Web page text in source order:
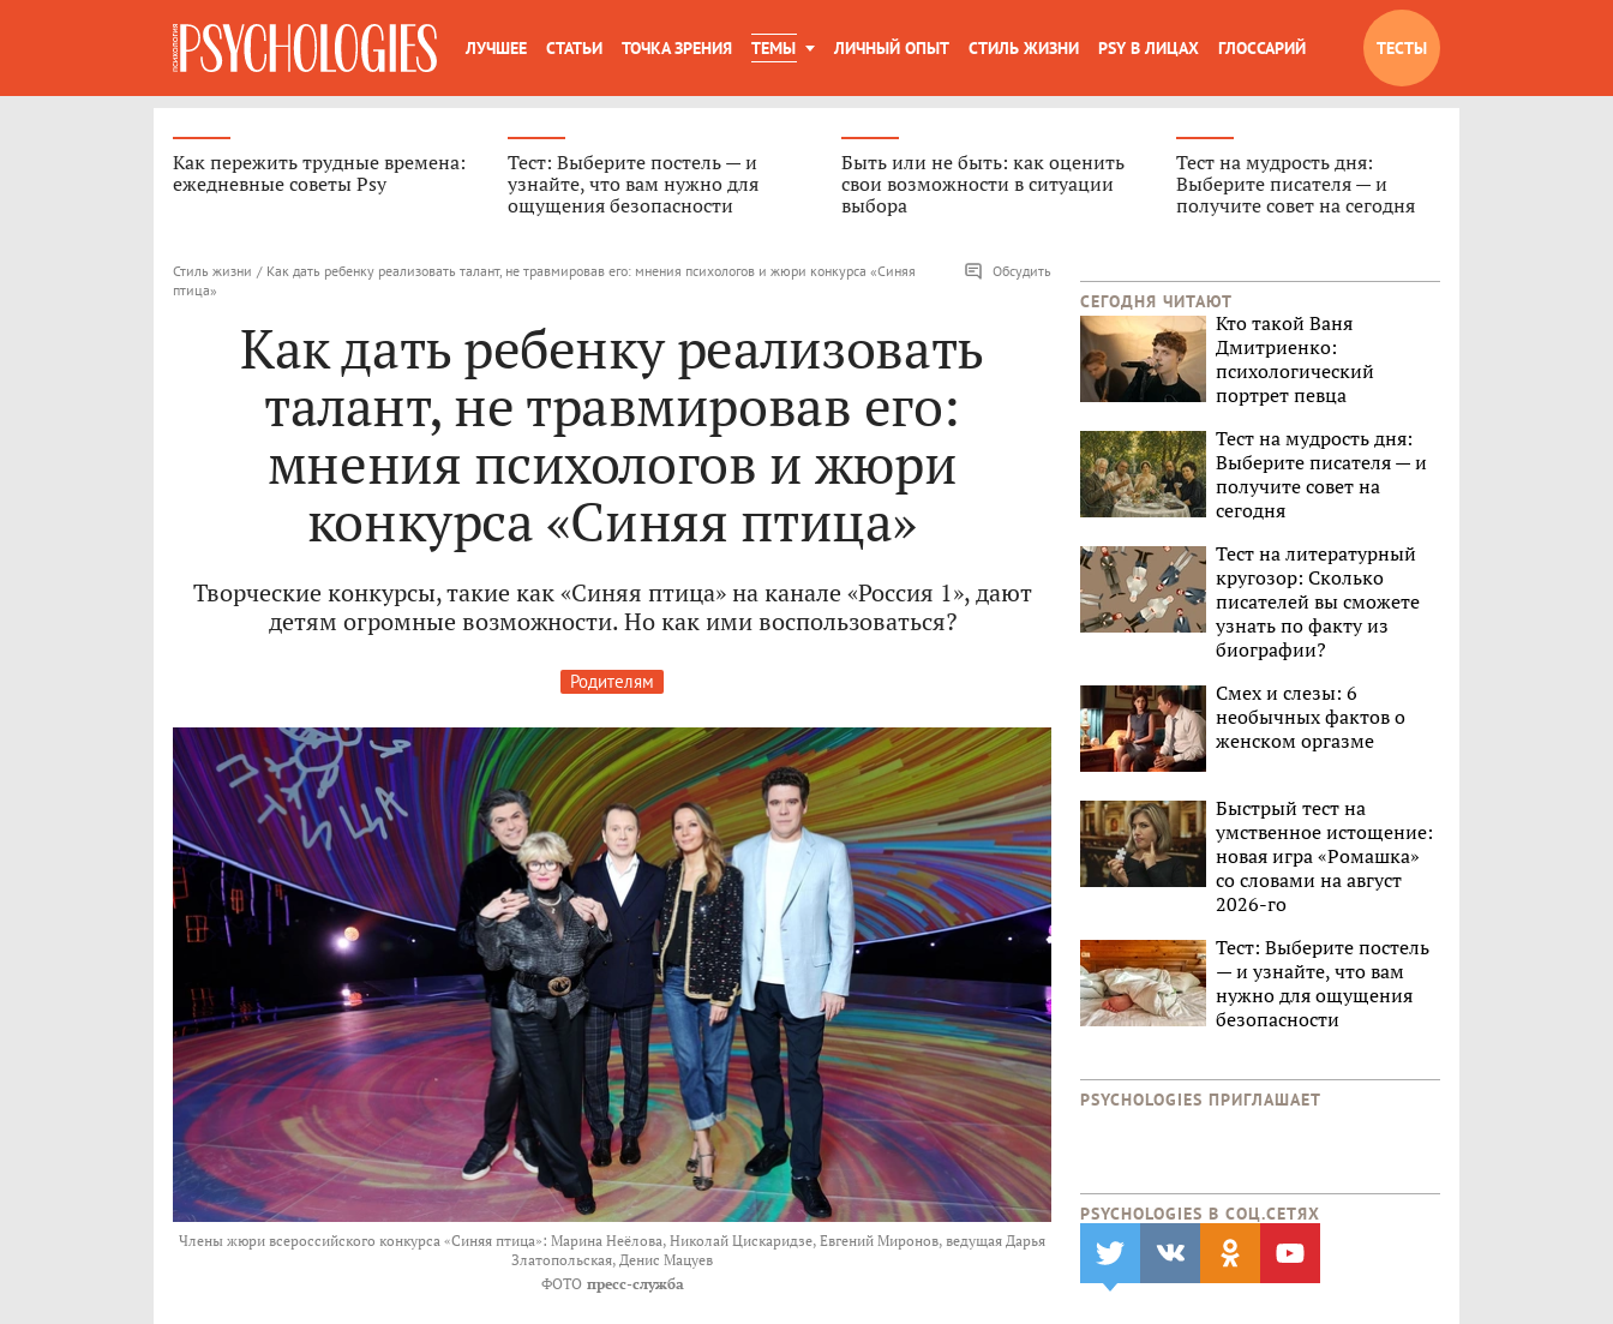
ЛУЧШЕЕ СТАТЬИ ТОЧКА ЗРЕНИЯ ТЕМЫ ЛИЧНЫЙ ОПЫТ СТИЛЬ ЖИЗНИ PSY В ЛИЦАХ ГЛОССАРИЙ ТЕСТЫ
Как пережить трудные времена:
ежедневные советы Psy
Тест: Выберите постель — и
узнайте, что вам нужно для
ощущения безопасности
Быть или не быть: как оценить
свои возможности в ситуации
выбора
Тест на мудрость дня:
Выберите писателя — и
получите совет на сегодня
Стиль жизни / Как дать ребенку реализовать талант, не травмировав его: мнения психологов и жюри конкурса «Синяя
птица»
Обсудить
Как дать ребенку реализовать
талант, не травмировав его:
мнения психологов и жюри
конкурса «Синяя птица»
Творческие конкурсы, такие как «Синяя птица» на канале «Россия 1», дают
детям огромные возможности. Но как ими воспользоваться?
Родителям
Члены жюри всероссийского конкурса «Синяя птица»: Марина Неёлова, Николай Цискаридзе, Евгений Миронов, ведущая Дарья
Златопольская, Денис Мацуев
ФОТО пресс-служба
СЕГОДНЯ ЧИТАЮТ
Кто такой Ваня
Дмитриенко:
психологический
портрет певца
Тест на мудрость дня:
Выберите писателя — и
получите совет на
сегодня
Тест на литературный
кругозор: Сколько
писателей вы сможете
узнать по факту из
биографии?
Смех и слезы: 6
необычных фактов о
женском оргазме
Быстрый тест на
умственное истощение:
новая игра «Ромашка»
со словами на август
2026-го
Тест: Выберите постель
— и узнайте, что вам
нужно для ощущения
безопасности
PSYCHOLOGIES ПРИГЛАШАЕТ
PSYCHOLOGIES В CОЦ.СЕТЯХ